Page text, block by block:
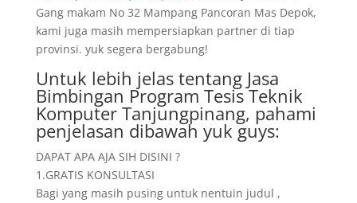
Gang makam No 32 Mampang Pancoran Mas Depok,
kami juga masih mempersiapkan partner di tiap
provinsi. yuk segera bergabung!
Untuk lebih jelas tentang Jasa
Bimbingan Program Tesis Teknik
Komputer Tanjungpinang, pahami
penjelasan dibawah yuk guys:
DAPAT APA AJA SIH DISINI ?
1.GRATIS KONSULTASI
Bagi yang masih pusing untuk nentuin judul ,